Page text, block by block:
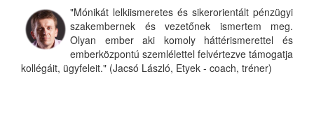
"Mónikát lelkiismeretes és sikerorientált pénzügyi
szakembernek és vezetőnek ismertem meg.
Olyan ember aki komoly háttérismerettel és
emberközpontú szemlélettel felvértezve támogatja
kollégáit, ügyfeleit." (Jacsó László, Etyek - coach, tréner)